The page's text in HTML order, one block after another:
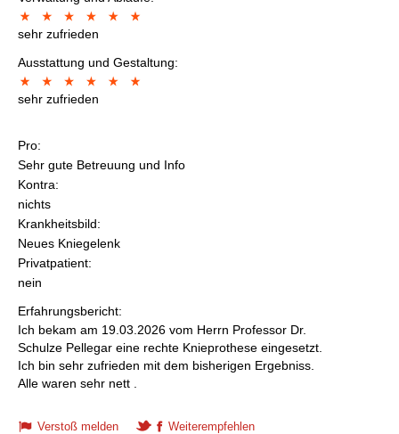
sehr zufrieden
Ausstattung und Gestaltung:
sehr zufrieden
Pro:
Sehr gute Betreuung und Info
Kontra:
nichts
Krankheitsbild:
Neues Kniegelenk
Privatpatient:
nein
Erfahrungsbericht:
Ich bekam am 19.03.2026 vom Herrn Professor Dr.
Schulze Pellegar eine rechte Knieprothese eingesetzt.
Ich bin sehr zufrieden mit dem bisherigen Ergebniss.
Alle waren sehr nett .
Verstoß melden
Weiterempfehlen